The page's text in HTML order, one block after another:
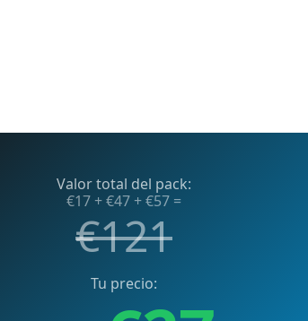
Valor total del pack:
€17 + €47 + €57 =
€121
Tu precio: